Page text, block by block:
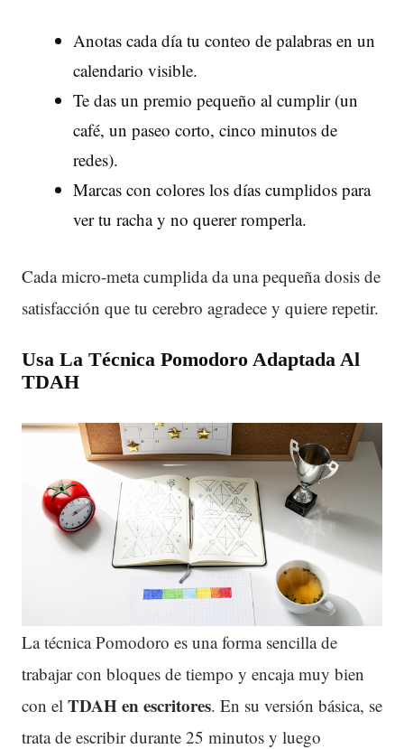
Anotas cada día tu conteo de palabras en un
calendario visible.
Te das un premio pequeño al cumplir (un
café, un paseo corto, cinco minutos de
redes).
Marcas con colores los días cumplidos para
ver tu racha y no querer romperla.
Cada micro-meta cumplida da una pequeña dosis de
satisfacción que tu cerebro agradece y quiere repetir.
Usa La Técnica Pomodoro Adaptada Al
TDAH
La técnica Pomodoro es una forma sencilla de
trabajar con bloques de tiempo y encaja muy bien
con el TDAH en escritores. En su versión básica, se
trata de escribir durante 25 minutos y luego